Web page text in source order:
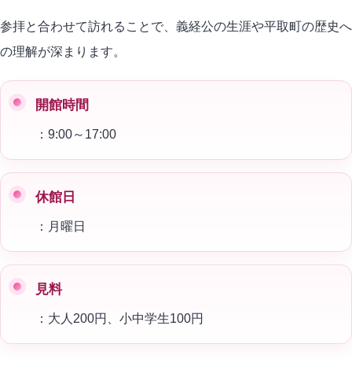
参拝と合わせて訪れることで、義経公の生涯や平取町の歴史へ
の理解が深まります。
開館時間
：9:00～17:00
休館日
：月曜日
見料
：大人200円、小中学生100円